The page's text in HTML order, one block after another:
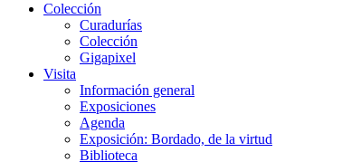
Colección
Curadurías
Colección
Gigapixel
Visita
Información general
Exposiciones
Agenda
Exposición: Bordado, de la virtud
Biblioteca